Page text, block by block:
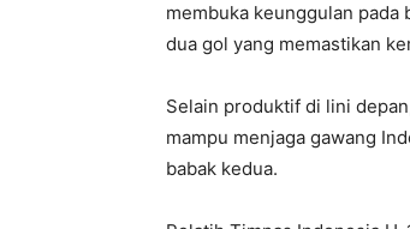
membuka keunggulan pada
dua gol yang memastikan
Selain produktif di lini
mampu menjaga gawang
babak kedua.